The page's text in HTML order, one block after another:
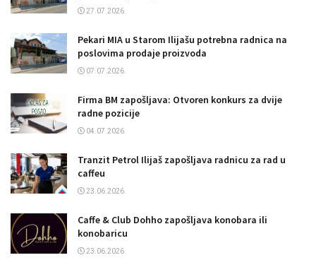
27.07.2026.
Pekari MIA u Starom Ilijašu potrebna radnica na
poslovima prodaje proizvoda
07.07.2026.
Firma BM zapošljava: Otvoren konkurs za dvije
radne pozicije
04.07.2026.
Tranzit Petrol Ilijaš zapošljava radnicu za rad u
caffeu
23.06.2026.
Caffe & Club Dohho zapošljava konobara ili
konobaricu
23.06.2026.